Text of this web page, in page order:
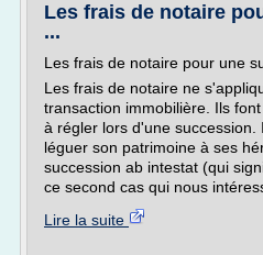
Les frais de notaire
...
Les frais de notaire pour une
Les frais de notaire ne
transaction immobilière. Ils
à régler lors d'une succession.
léguer son patrimoine à ses
succession ab intestat (qui
ce second cas qui nous
Lire la suite